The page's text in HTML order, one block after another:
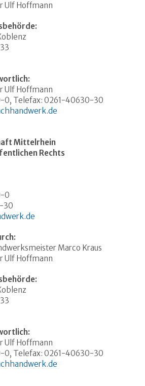
Ulf Hoffmann
Ulf Hoffmann
0, Telefax: 0261-40630-30
Mittelrhein
Rechts
0
30
Marco Kraus
Ulf Hoffmann
Ulf Hoffmann
0, Telefax: 0261-40630-30